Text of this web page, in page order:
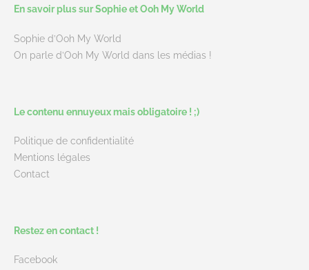
En savoir plus sur Sophie et Ooh My World
Sophie d’Ooh My World
On parle d’Ooh My World dans les médias !
Le contenu ennuyeux mais obligatoire ! ;)
Politique de confidentialité
Mentions légales
Contact
Restez en contact !
Facebook